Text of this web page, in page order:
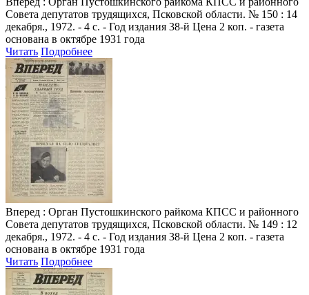
Совета депутатов трудящихся, Псковской области. № 150 : 14
декабря., 1972. - 4 с. - Год издания 38-й Цена 2 коп. - газета
основана в октябре 1931 года
Читать Подробнее
Вперед : Орган Пустошкинского райкома КПСС и районного
Совета депутатов трудящихся, Псковской области. № 149 : 12
декабря., 1972. - 4 с. - Год издания 38-й Цена 2 коп. - газета
основана в октябре 1931 года
Читать Подробнее